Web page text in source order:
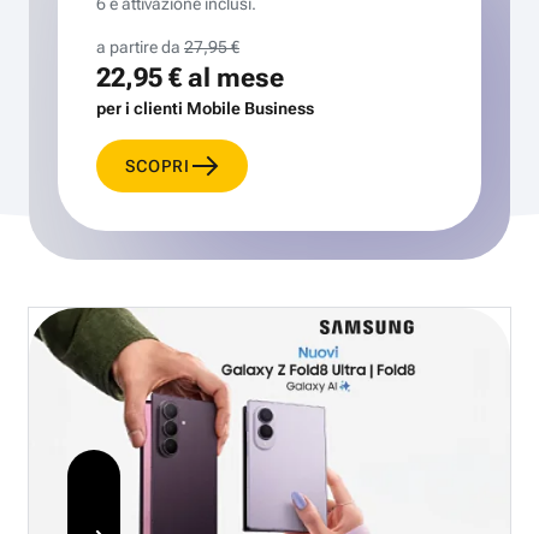
a partire da 27,95 €
22,95 €al mese
per i clienti Mobile Business
SCOPRI